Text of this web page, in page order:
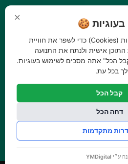
עלות משלוח עד הבית 29.90 ₪, משלוח חינם בקניה מעל
× 🍪
האתר שלנו משתמש בעוגיות (Cookies) כדי לשפר את חוויית
אישית ולנתח את התנועה
הכל" אתה מסכים לשימוש בעוגיות.
בכל עת.
קבל הכל
דחה הכל
מתקדמות
ע״י YMDigital